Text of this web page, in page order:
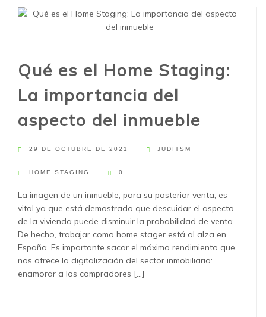
Qué es el Home Staging:
La importancia del
aspecto del inmueble
29 DE OCTUBRE DE 2021 JUDITSM
HOME STAGING 0
La imagen de un inmueble, para su posterior venta, es
vital ya que está demostrado que descuidar el aspecto
de la vivienda puede disminuir la probabilidad de venta.
De hecho, trabajar como home stager está al alza en
España. Es importante sacar el máximo rendimiento que
nos ofrece la digitalización del sector inmobiliario:
enamorar a los compradores [...]